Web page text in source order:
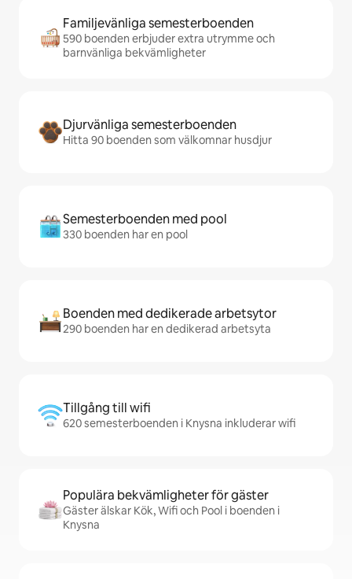
Familjevänliga semesterboenden
590 boenden erbjuder extra utrymme och
barnvänliga bekvämligheter
Djurvänliga semesterboenden
Hitta 90 boenden som välkomnar husdjur
Semesterboenden med pool
330 boenden har en pool
Boenden med dedikerade arbetsytor
290 boenden har en dedikerad arbetsyta
Tillgång till wifi
620 semesterboenden i Knysna inkluderar wifi
Populära bekvämligheter för gäster
Gäster älskar Kök, Wifi och Pool i boenden i
Knysna